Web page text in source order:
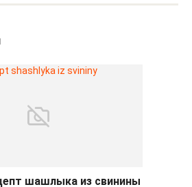
шашлыка из свинины